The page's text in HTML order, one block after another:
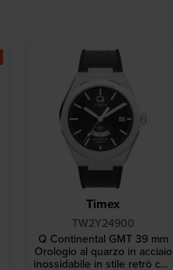
Timex
TW2Y24900
Q Continental GMT 39 mm
Orologio al quarzo in acciaio
inossidabile in stile retrò con